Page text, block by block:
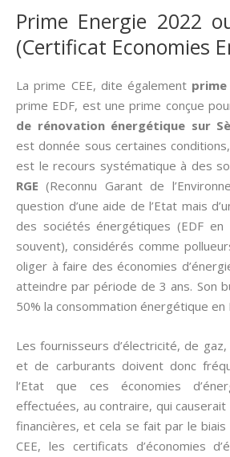
Prime Energie 2022
(Certificat Economies
La prime CEE, dite également
prime EDF, est une prime conçue
de rénovation énergétique sur
est donnée sous certaines
est le recours systématique à des
RGE (Reconnu Garant de
question d’une aide de l’Etat mais
des sociétés énergétiques (EDF en
souvent), considérés comme
oliger à faire des économies
atteindre par période de 3 ans. Son
50% la consommation énergétique en
Les fournisseurs d’électricité, de
et de carburants doivent donc
l’Etat que ces économies
effectuées, au contraire, qui
financières, et cela se fait par le biais
CEE, les certificats d’économies